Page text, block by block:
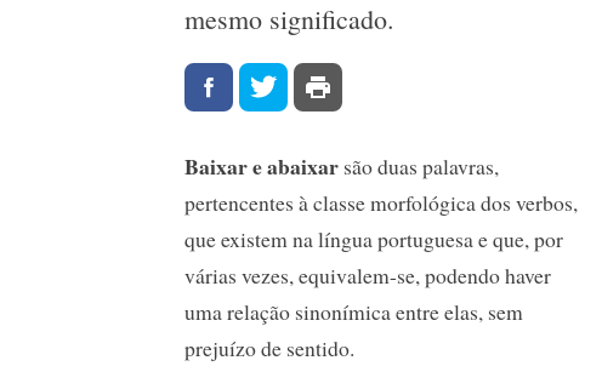
mesmo significado.
Baixar e abaixar são duas palavras,
pertencentes à classe morfológica dos verbos,
que existem na língua portuguesa e que, por
várias vezes, equivalem-se, podendo haver
uma relação sinonímica entre elas, sem
prejuízo de sentido.